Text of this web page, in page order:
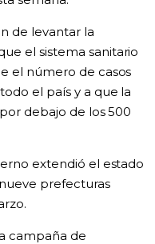
de levantar la
el sistema sanitario
el número de casos
el país y a que la
debajo de los 500
extendió el estado
prefecturas
campaña de